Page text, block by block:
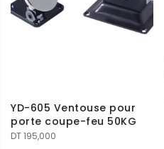
YD-605 Ventouse pour
porte coupe-feu 50KG
DT195,000